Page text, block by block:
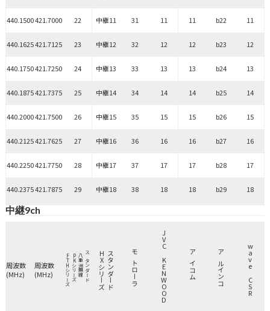
440.1500421.7000 22 中継11 31 11 11 b22 11
440.1625421.7125 23 中継12 32 12 12 b23 12
440.1750421.7250 24 中継13 33 13 13 b24 13
440.1875421.7375 25 中継14 34 14 14 b25 14
440.2000421.7500 26 中継15 35 15 15 b26 15
440.2125421.7625 27 中継16 36 16 16 b27 16
440.2250421.7750 28 中継17 37 17 17 b28 17
440.2375421.7875 29 中継18 38 18 18 b29 18
中継9ch
周波数
(MHz)
周波数
(MHz)
スタンダード
八重洲無線
PKシリーズ
FTHシリーズ スタンダード
HXシリーズ モトローラ JVC KENWOOD アイコム アルインコ wave CSR